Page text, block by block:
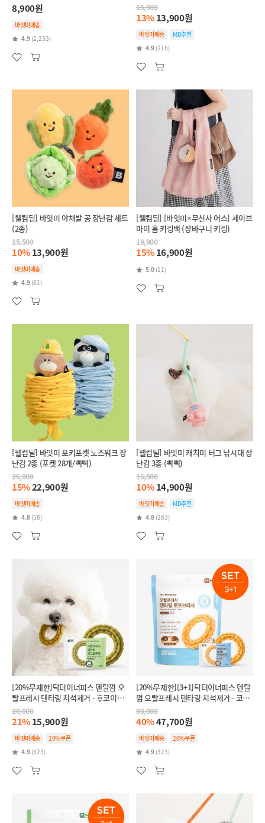
8,900원
바잇미배송
4.9 (2,233)
15,900
13%13,900원
바잇미배송
MD추천
4.9 (216)
[웰컴딜] 바잇미 야채밭 공 장난감 세트
(2종)
15,500
10%13,900원
바잇미배송
4.9 (61)
[웰컴딜] [바잇미×무신사 어스] 세이브
마이 홈 키링백 (장바구니 키링)
19,900
15%16,900원
5.0 (11)
[웰컴딜] 바잇미 포키포켓 노즈워크 장
난감 2종 (포켓 28개/삑삑)
26,900
15%22,900원
바잇미배송
4.8 (58)
[웰컴딜] 바잇미 캐치미 터그 낚시대 장
난감 3종 (삑삑)
16,500
10%14,900원
바잇미배송
MD추천
4.8 (283)
[20%무제한]닥터이너피스 덴탈껌 오
랄프레시 덴타링 치석제거 - 후코이단
(인텐시브,항산화)
20,000
21%15,900원
바잇미배송
20%쿠폰
4.9 (323)
[20%무제한][3+1]닥터이너피스 덴탈
껌 오랄프레시 덴타링 치석제거 - 코코
넛(릴랙스,스트레스완화)
80,000
40%47,700원
바잇미배송
20%쿠폰
4.9 (323)